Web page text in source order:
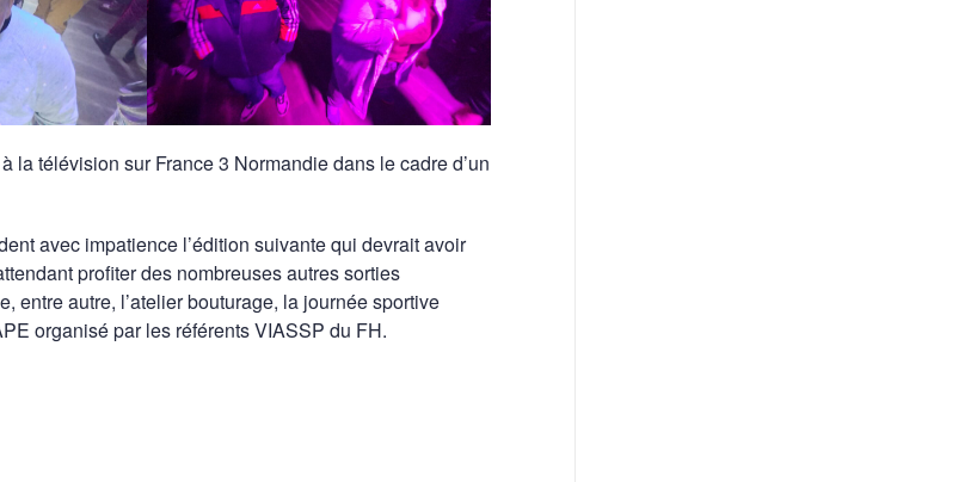
la télévision sur France 3 Normandie dans le cadre d’un
avec impatience l’édition suivante qui devrait avoir
profiter des nombreuses autres sorties
entre autre, l’atelier bouturage, la journée sportive
organisé par les référents VIASSP du FH.